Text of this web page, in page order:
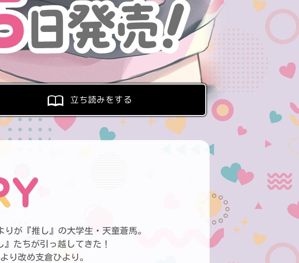
立ち読みをする
が『推し』の大学生・天童蒼馬。
たちが引っ越してきた！
り改め支倉ひより。